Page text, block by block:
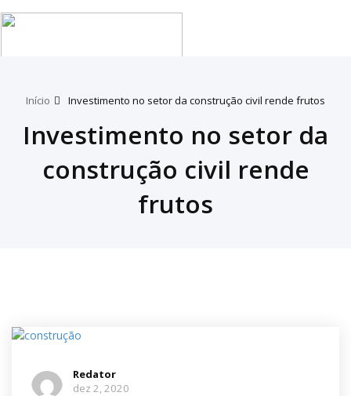
Início Investimento no setor da construção civil rende frutos
Investimento no setor da
construção civil rende
frutos
Redator
dez 2, 2020